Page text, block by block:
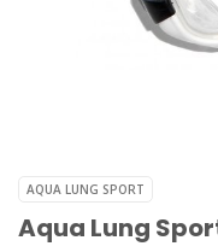
AQUA LUNG SPORT
Aqua Lung